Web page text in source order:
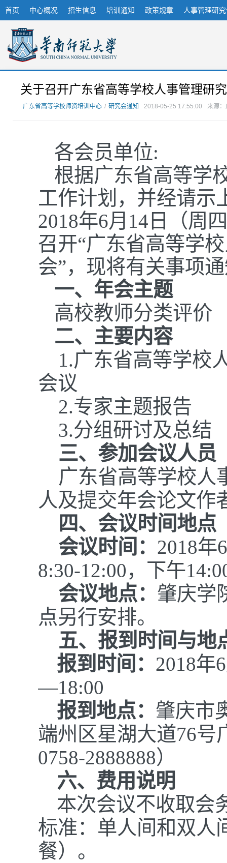
首页 中心概况 招生信息 培训通知 政策规章 人事管理研
关于召开广东省高等学校人事管理研
广东省高等学校师资培训中心 / 研究会通知 2018-05-25 17:55:00 来源：
各会员单位:
根据广东省高等学
工作计划，并经请示
2018年6月14日（周
召开“广东省高等学
会”，现将有关事项
一、年会主题
高校教师分类评价
二、主要内容
1.广东省高等学校
会议
2.专家主题报告
3.分组研讨及总结
三、参加会议人员
广东省高等学校人
人及提交年会论文作
四、会议时间地点
会议时间： 2018年
8:30-12:00，下午
会议地点： 肇庆学
点另行安排。
五、报到时间与地
报到时间： 2018年
—18:00
报到地点： 肇庆市
端州区星湖大道76号
0758-2888888）
六、费用说明
本次会议不收取会
标准：单人间和双人
餐）。